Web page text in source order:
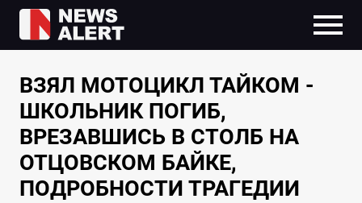
ВЗЯЛ МОТОЦИКЛ ТАЙКОМ -
ШКОЛЬНИК ПОГИБ,
ВРЕЗАВШИСЬ В СТОЛБ НА
ОТЦОВСКОМ БАЙКЕ,
ПОДРОБНОСТИ ТРАГЕДИИ